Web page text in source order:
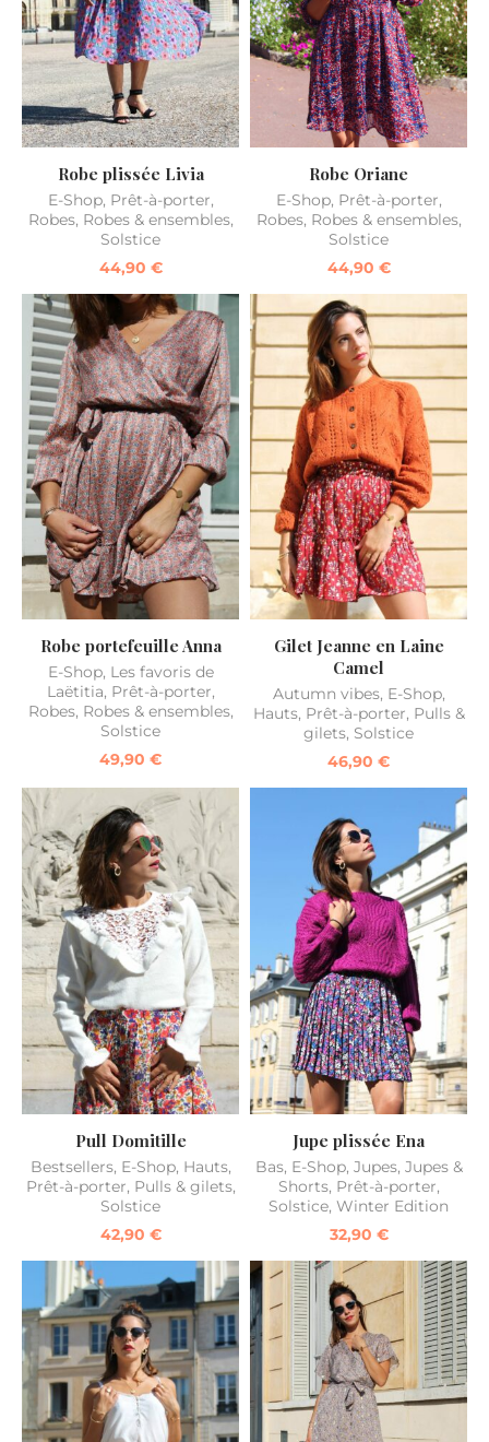
Robe plissée Livia
E-Shop, Prêt-à-porter,
Robes, Robes & ensembles,
Solstice
44,90 €
Robe Oriane
E-Shop, Prêt-à-porter,
Robes, Robes & ensembles,
Solstice
44,90 €
Robe portefeuille Anna
E-Shop, Les favoris de
Laëtitia, Prêt-à-porter,
Robes, Robes & ensembles,
Solstice
49,90 €
Gilet Jeanne en Laine
Camel
Autumn vibes, E-Shop,
Hauts, Prêt-à-porter, Pulls &
gilets, Solstice
46,90 €
Pull Domitille
Bestsellers, E-Shop, Hauts,
Prêt-à-porter, Pulls & gilets,
Solstice
42,90 €
Jupe plissée Ena
Bas, E-Shop, Jupes, Jupes &
Shorts, Prêt-à-porter,
Solstice, Winter Edition
32,90 €